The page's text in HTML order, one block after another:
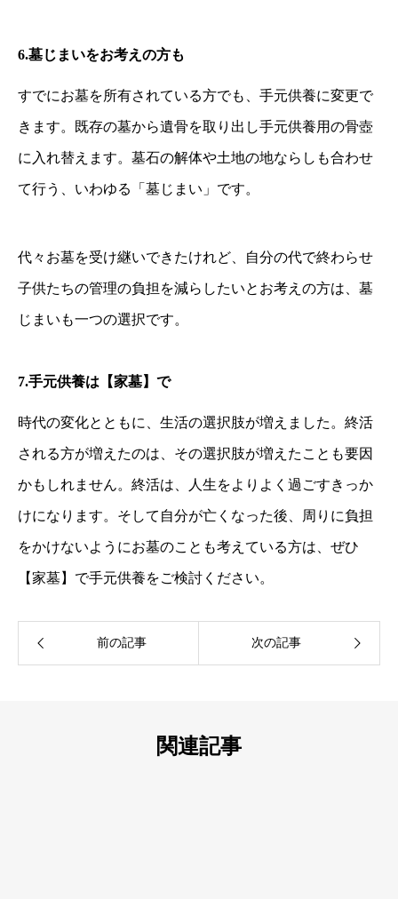
6.墓じまいをお考えの方も
すでにお墓を所有されている方でも、手元供養に変更で
きます。既存の墓から遺骨を取り出し手元供養用の骨壺
に入れ替えます。墓石の解体や土地の地ならしも合わせ
て行う、いわゆる「墓じまい」です。
代々お墓を受け継いできたけれど、自分の代で終わらせ
子供たちの管理の負担を減らしたいとお考えの方は、墓
じまいも一つの選択です。
7.手元供養は【家墓】で
時代の変化とともに、生活の選択肢が増えました。終活
される方が増えたのは、その選択肢が増えたことも要因
かもしれません。終活は、人生をよりよく過ごすきっか
けになります。そして自分が亡くなった後、周りに負担
をかけないようにお墓のことも考えている方は、ぜひ
【家墓】で手元供養をご検討ください。
関連記事